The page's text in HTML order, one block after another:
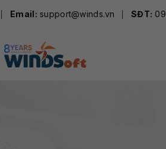
SĐT:
Email: support@winds.vn